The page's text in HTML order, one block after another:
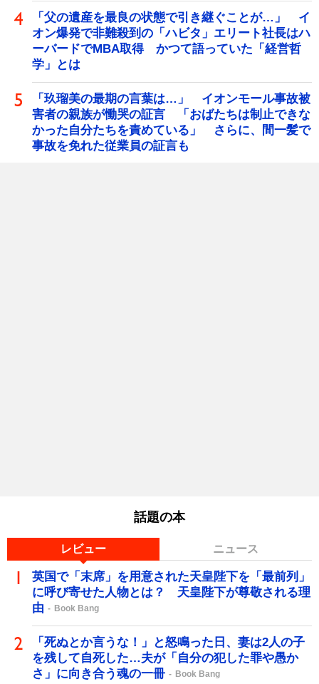
「父の遺産を最良の状態で引き継ぐことが…」 イ
オン爆発で非難殺到の「ハビタ」エリート社長はハ
ーバードでMBA取得 かつて語っていた「経営哲
学」とは
「玖瑠美の最期の言葉は…」 イオンモール事故被
害者の親族が慟哭の証言 「おばたちは制止できな
かった自分たちを責めている」 さらに、間一髪で
事故を免れた従業員の証言も
話題の本
レビュー ニュース
英国で「末席」を用意された天皇陛下を「最前列」
に呼び寄せた人物とは？ 天皇陛下が尊敬される理
由
Book Bang
「死ぬとか言うな！」と怒鳴った日、妻は2人の子
を残して自死した…夫が「自分の犯した罪や愚か
さ」に向き合う魂の一冊
Book Bang